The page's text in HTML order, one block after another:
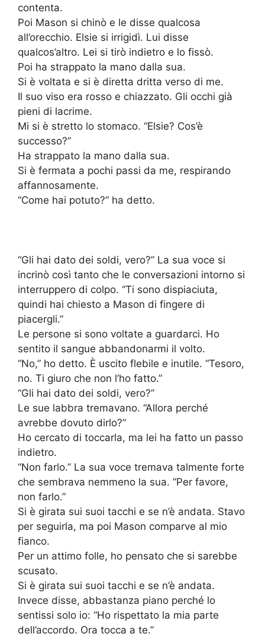
contenta.
Poi Mason si chinò e le disse qualcosa
all’orecchio. Elsie si irrigidì. Lui disse
qualcos’altro. Lei si tirò indietro e lo fissò.
Poi ha strappato la mano dalla sua.
Si è voltata e si è diretta dritta verso di me.
Il suo viso era rosso e chiazzato. Gli occhi già
pieni di lacrime.
Mi si è stretto lo stomaco. “Elsie? Cos’è
successo?”
Ha strappato la mano dalla sua.
Si è fermata a pochi passi da me, respirando
affannosamente.
“Come hai potuto?” ha detto.
“Gli hai dato dei soldi, vero?” La sua voce si
incrinò così tanto che le conversazioni intorno si
interruppero di colpo. “Ti sono dispiaciuta,
quindi hai chiesto a Mason di fingere di
piacergli.”
Le persone si sono voltate a guardarci. Ho
sentito il sangue abbandonarmi il volto.
“No,” ho detto. È uscito flebile e inutile. “Tesoro,
no. Ti giuro che non l’ho fatto.”
“Gli hai dato dei soldi, vero?”
Le sue labbra tremavano. “Allora perché
avrebbe dovuto dirlo?”
Ho cercato di toccarla, ma lei ha fatto un passo
indietro.
“Non farlo.” La sua voce tremava talmente forte
che sembrava nemmeno la sua. “Per favore,
non farlo.”
Si è girata sui suoi tacchi e se n’è andata. Stavo
per seguirla, ma poi Mason comparve al mio
fianco.
Per un attimo folle, ho pensato che si sarebbe
scusato.
Si è girata sui suoi tacchi e se n’è andata.
Invece disse, abbastanza piano perché lo
sentissi solo io: “Ho rispettato la mia parte
dell’accordo. Ora tocca a te.”